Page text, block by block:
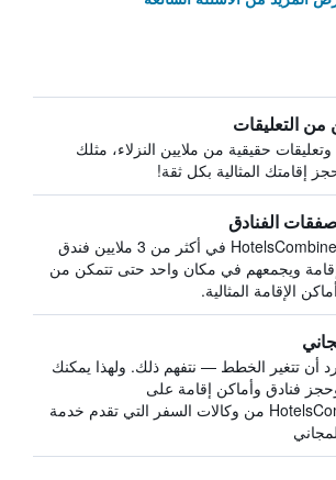
من التعليقات
حقيقية من ملايين النزلاء، مثلك
إقامتك المثالية بكل ثقة!
الفنادق
يبحث HotelsCombined في أكثر من 3 ملايين فندق
ويجمعهم في مكان واحد حتى تتمكن من
الإقامة المثالية.
أن تتغير الخطط — نتفهم ذلك. ولهذا يمكنك
فنادق وأماكن إقامة على
HotelsCombined من وكالات السفر التي تقدم خدمة